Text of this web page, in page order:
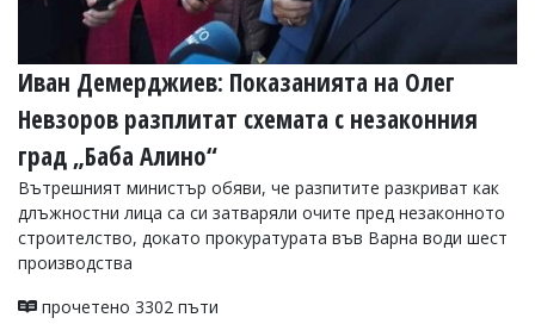
Иван Демерджиев: Показанията на Олег
Невзоров разплитат схемата с незаконния
град „Баба Алино“
Вътрешният министър обяви, че разпитите разкриват как
длъжностни лица са си затваряли очите пред незаконното
строителство, докато прокуратурата във Варна води шест
производства
прочетено 3302 пъти